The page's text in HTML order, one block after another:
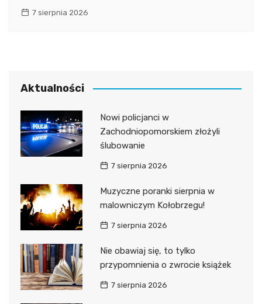
7 sierpnia 2026
Aktualności
Nowi policjanci w
Zachodniopomorskiem złożyli
ślubowanie
7 sierpnia 2026
Muzyczne poranki sierpnia w
malowniczym Kołobrzegu!
7 sierpnia 2026
Nie obawiaj się, to tylko
przypomnienia o zwrocie książek
7 sierpnia 2026